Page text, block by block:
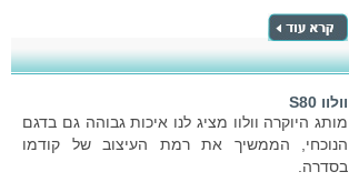
וולוו S80
מותג היוקרה וולוו מציג לנו איכות גבוהה גם בדגם
הנוכחי, הממשיך את רמת העיצוב של קודמו
בסדרה.